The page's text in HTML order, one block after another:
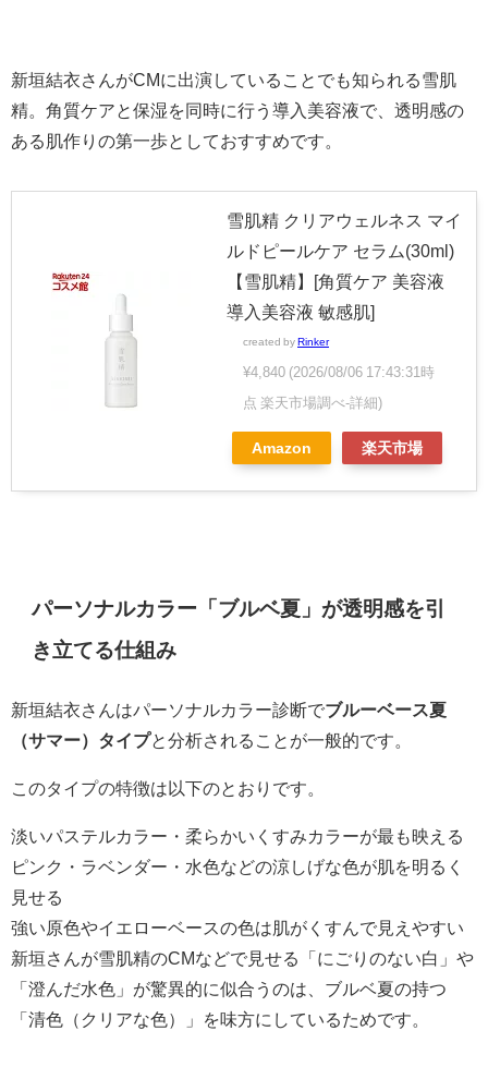
新垣結衣さんがCMに出演していることでも知られる雪肌
精。角質ケアと保湿を同時に行う導入美容液で、透明感の
ある肌作りの第一歩としておすすめです。
雪肌精 クリアウェルネス マイ
ルドピールケア セラム(30ml)
【雪肌精】[角質ケア 美容液
導入美容液 敏感肌]
created by Rinker
¥4,840 (2026/08/06 17:43:31時
点 楽天市場調べ-詳細)
Amazon 楽天市場
パーソナルカラー「ブルベ夏」が透明感を引
き立てる仕組み
新垣結衣さんはパーソナルカラー診断でブルーベース夏
（サマー）タイプと分析されることが一般的です。
このタイプの特徴は以下のとおりです。
淡いパステルカラー・柔らかいくすみカラーが最も映える
ピンク・ラベンダー・水色などの涼しげな色が肌を明るく
見せる
強い原色やイエローベースの色は肌がくすんで見えやすい
新垣さんが雪肌精のCMなどで見せる「にごりのない白」や
「澄んだ水色」が驚異的に似合うのは、ブルベ夏の持つ
「清色（クリアな色）」を味方にしているためです。